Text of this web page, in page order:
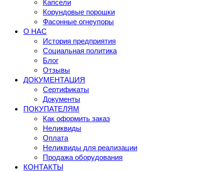
Капсели
Корундовые порошки
Фасонные огнеупоры
О НАС
История предприятия
Социальная политика
Блог
Отзывы
ДОКУМЕНТАЦИЯ
Сертификаты
Документы
ПОКУПАТЕЛЯМ
Как оформить заказ
Неликвиды
Оплата
Неликвиды для реализации
Продажа оборудования
КОНТАКТЫ